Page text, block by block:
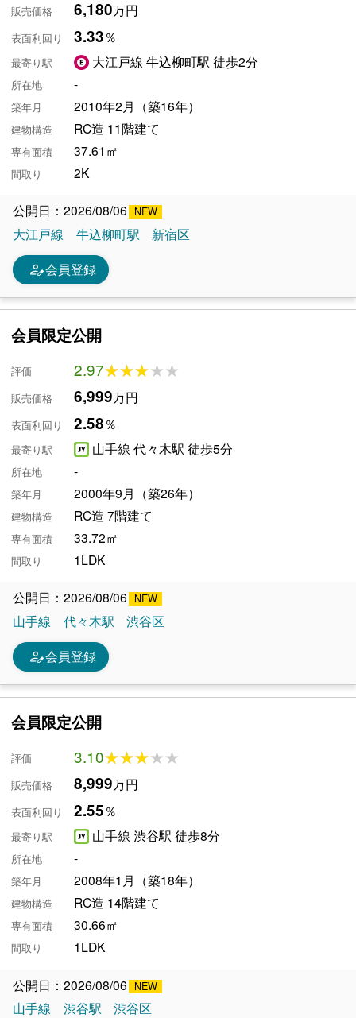
販売価格 6,180万円
表面利回り 3.33％
最寄り駅 大江戸線 牛込柳町駅 徒歩2分
所在地 -
築年月 2010年2月（築16年）
建物構造 RC造 11階建て
専有面積 37.61㎡
間取り 2K
公開日：2026/08/06
大江戸線
牛込柳町駅 新宿区
person_edit会員登録
会員限定公開
評価 2.97★★★★★
★★★★★
販売価格 6,999万円
表面利回り 2.58％
最寄り駅 山手線 代々木駅 徒歩5分
所在地 -
築年月 2000年9月（築26年）
建物構造 RC造 7階建て
専有面積 33.72㎡
間取り 1LDK
公開日：2026/08/06
山手線
代々木駅 渋谷区
person_edit会員登録
会員限定公開
評価 3.10★★★★★
★★★★★
販売価格 8,999万円
表面利回り 2.55％
最寄り駅 山手線 渋谷駅 徒歩8分
所在地 -
築年月 2008年1月（築18年）
建物構造 RC造 14階建て
専有面積 30.66㎡
間取り 1LDK
公開日：2026/08/06
山手線
渋谷駅 渋谷区